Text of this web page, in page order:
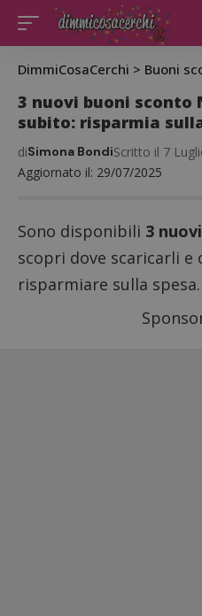
DimmiCosaCerchi > Buoni
3 nuovi buoni sconto
subito: risparmia
Aggiornato il: 29/07/2025
diSimona BondiScritto il 7
Sono disponibili 3
scopri dove scaricarli
risparmiare sulla spesa.